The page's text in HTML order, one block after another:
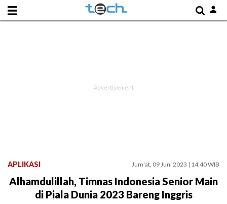
APLIKASI Jum'at, 09 Juni 2023 | 14:40 WIB
Alhamdulillah, Timnas Indonesia Senior Main
di Piala Dunia 2023 Bareng Inggris